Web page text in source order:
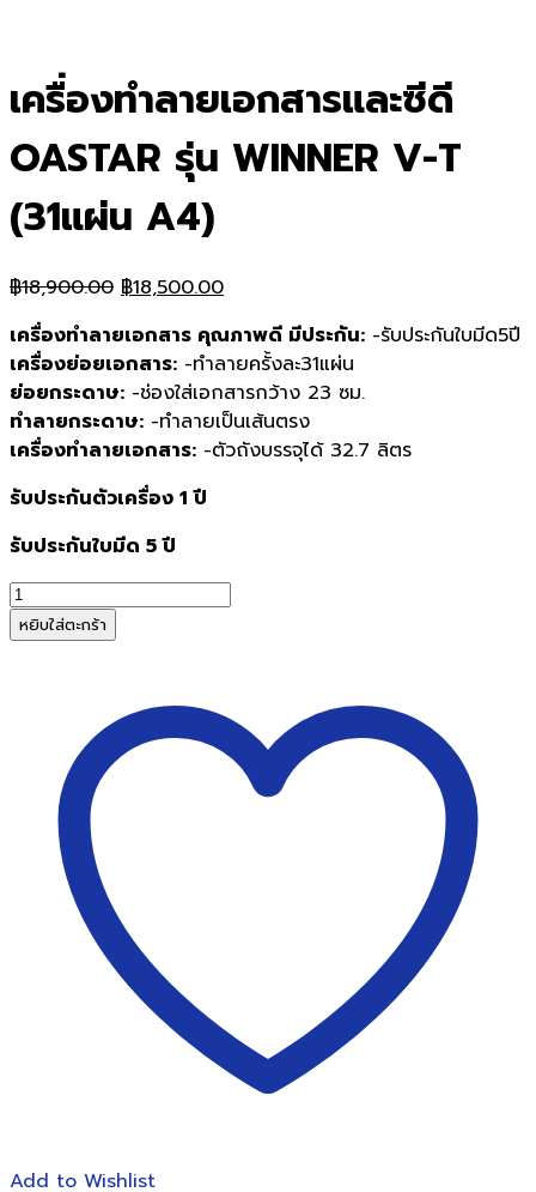
เครื่องทำลายเอกสารและซีดี
OASTAR รุ่น WINNER V-T
(31แผ่น A4)
฿18,900.00 Original
was:
฿18,900.00.
฿18,500.00Current
is:
฿18,500.00.
เครื่องทำลายเอกสาร คุณภาพดี มีประกัน: -รับประกันใบมีด5ปี
เครื่องย่อยเอกสาร: -ทำลายครั้งละ31แผ่น
ย่อยกระดาษ: -ช่องใส่เอกสารกว้าง 23 ซม.
ทำลายกระดาษ: -ทำลายเป็นเส้นตรง
เครื่องทำลายเอกสาร: -ตัวถังบรรจุได้ 32.7 ลิตร
รับประกันตัวเครื่อง 1 ปี
รับประกันใบมีด 5 ปี
จำนวน
เครื่อง
ทำลาย
OASTAR
WINNER
หยิบใส่ตะกร้า
Add to Wishlist